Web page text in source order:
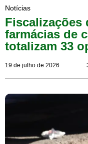
Notícias
Fiscalizações
farmácias de
totalizam 33
19 de julho de 2026